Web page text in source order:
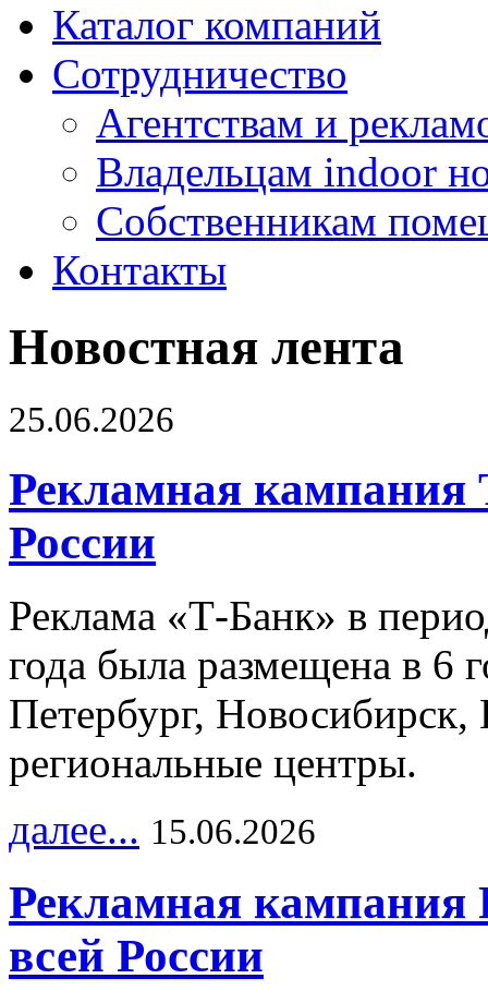
Каталог компаний
Сотрудничество
Агентствам и
Владельцам indoor
Собственникам
Контакты
Новостная лента
25.06.2026
Рекламная кампания
России
Реклама «Т-Банк» в
года была размещена в 6
Петербург,
региональные центры.
далее... 15.06.2026
Рекламная
всей России